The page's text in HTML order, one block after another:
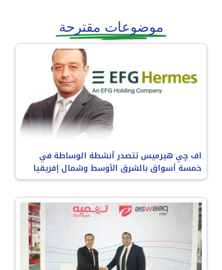
موضوعات مقترحة
اف چي هيرميس تتصدر أنشطة الوساطة في
خمسة أسواق بالشرق الأوسط وشمال إفريقيا